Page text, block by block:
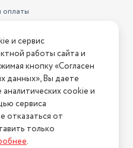
оплаты
Напишите нам
У нас есть всё!
и сервис
работы сайта и
кнопку «Согласен
данных», Вы даете
аналитических cookie и
сервиса
отказаться от
только
.